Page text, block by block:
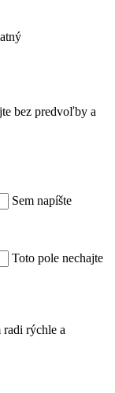
bez predvoľby a
Sem napíšte
Toto pole nechajte
rýchle a